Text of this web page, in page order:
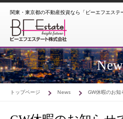
関東・東京都の不動産投資なら「ビーエフエステ
トップページ News GW休暇のお知